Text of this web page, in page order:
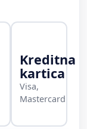
Kreditna
kartica
Visa,
Mastercard